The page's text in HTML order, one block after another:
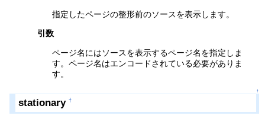
指定したページの整形前のソースを表示します。
引数
ページ名にはソースを表示するページ名を指定しま
す。ページ名はエンコードされている必要がありま
す。
↑
stationary †